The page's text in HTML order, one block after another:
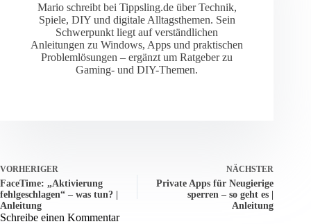
Mario schreibt bei Tippsling.de über Technik,
Spiele, DIY und digitale Alltagsthemen. Sein
Schwerpunkt liegt auf verständlichen
Anleitungen zu Windows, Apps und praktischen
Problemlösungen – ergänzt um Ratgeber zu
Gaming- und DIY-Themen.
VORHERIGER
FaceTime: „Aktivierung
fehlgeschlagen“ – was tun? |
Anleitung
NÄCHSTER
Private Apps für Neugierige
sperren – so geht es |
Anleitung
Schreibe einen Kommentar